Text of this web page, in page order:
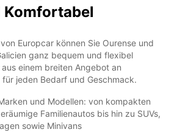
Komfortabel
Europcar können Sie Ourense und
ganz bequem und flexibel
einem breiten Angebot an
jeden Bedarf und Geschmack.
und Modellen: von kompakten
Familienautos bis hin zu SUVs,
sowie Minivans